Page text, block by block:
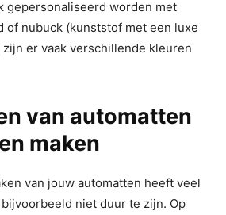
gepersonaliseerd worden met
of nubuck (kunststof met een luxe
er vaak verschillende kleuren
van automatten
maken
van jouw automatten heeft veel
niet duur te zijn. Op